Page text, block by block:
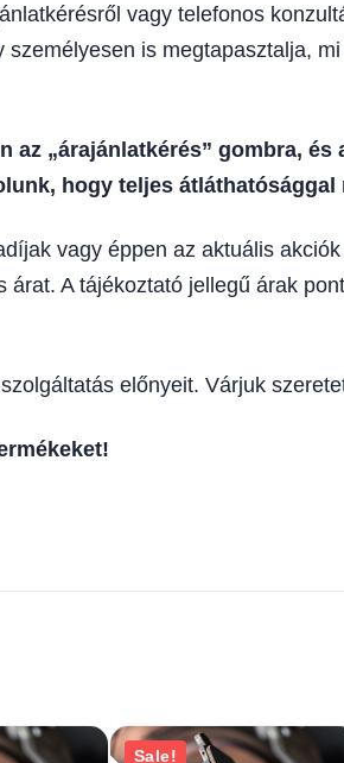
vagy telefonos
is megtapasztalja,
„árajánlatkérés” gombra, és
hogy teljes átláthatósággal
vagy éppen az aktuális
A tájékoztató jellegű árak
előnyeit. Várjuk
Sale!